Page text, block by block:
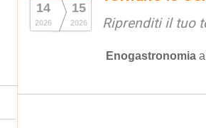
14
2026
15
2026 Riprenditi il tuo
Enogastronomia